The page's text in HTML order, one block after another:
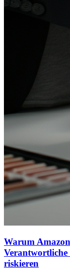
Warum
Verantwortliche
riskieren